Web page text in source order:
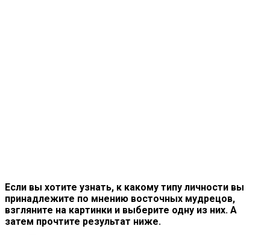
Если вы хотите узнать, к какому типу личности вы
принадлежите по мнению восточных мудрецов,
взгляните на картинки и выберите одну из них. А
затем прочтите результат ниже.